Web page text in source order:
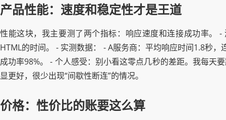
产品性能：速度和稳定性才是王道
性能这块，我主要测了两个指标：响应速度和连接成功率。
HTML的时间。 - 实测数据： - A服务商：平均响应时间1.8秒
成功率98%。 - 个人感受：别小看这零点几秒的差距。我每天
显更好，很少出现“间歇性断连”的情况。
价格：性价比的账要这么算